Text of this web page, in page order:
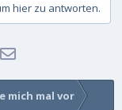
hier zu antworten.
mich mal vor